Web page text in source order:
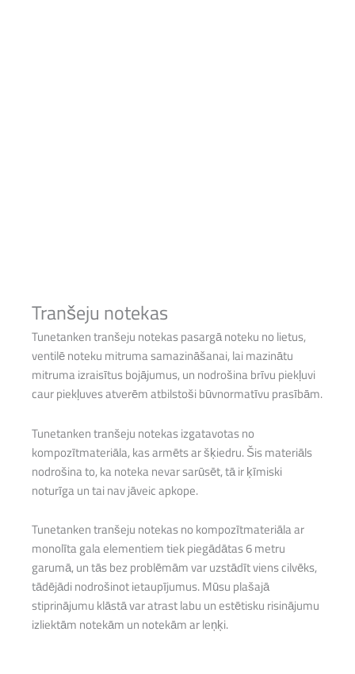
Tranšeju notekas
Tunetanken tranšeju notekas pasargā noteku no lietus,
ventilē noteku mitruma samazināšanai, lai mazinātu
mitruma izraisītus bojājumus, un nodrošina brīvu piekļuvi
caur piekļuves atverēm atbilstoši būvnormatīvu prasībām.
Tunetanken tranšeju notekas izgatavotas no
kompozītmateriāla, kas armēts ar šķiedru. Šis materiāls
nodrošina to, ka noteka nevar sarūsēt, tā ir ķīmiski
noturīga un tai nav jāveic apkope.
Tunetanken tranšeju notekas no kompozītmateriāla ar
monolīta gala elementiem tiek piegādātas 6 metru
garumā, un tās bez problēmām var uzstādīt viens cilvēks,
tādējādi nodrošinot ietaupījumus. Mūsu plašajā
stiprinājumu klāstā var atrast labu un estētisku risinājumu
izliektām notekām un notekām ar leņķi.